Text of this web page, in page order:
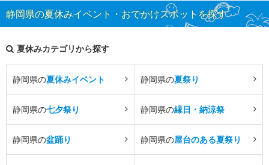
静岡県の夏休みイベント・おでかけスポットを探す
夏休みカテゴリから探す
静岡県の夏休みイベント 静岡県の夏祭り
静岡県の七夕祭り 静岡県の縁日・納涼祭
静岡県の盆踊り 静岡県の屋台のある夏祭り